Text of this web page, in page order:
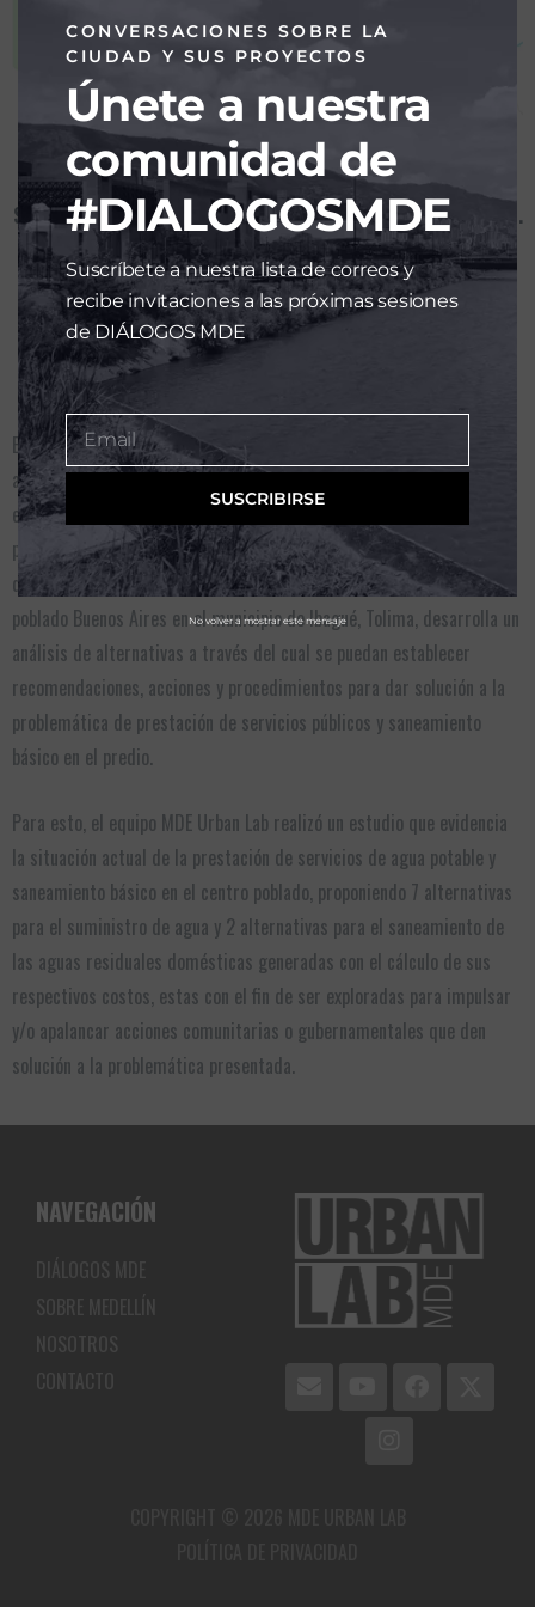
ESTUDIO URBANÍSTICO, INMOBILIARIO Y JURÍDICO PARA EL
SANEAMIENTO DE UN PREDIO RURAL EN BUENOS AIRES, IBAGUÉ.
Avicola triple A S.A.S /Grupo BIOS
Ubicación: municipio de Ibagué, Colombia
El Grupo empresarial BIOS es una compañía líder del sector
agroindustrial en Colombia cuyo enfoque es participar activamente
en todos los eslabones de la cadena de proteína y tiene como
propósito superior el desarrollo del campo colombiano. Es por esto
que, en función de sanear uno de sus predios ubicado en el centro
poblado Buenos Aires en el municipio de Ibagué, Tolima, desarrolla un
análisis de alternativas a través del cual se puedan establecer
recomendaciones, acciones y procedimientos para dar solución a la
problemática de prestación de servicios públicos y saneamiento
básico en el predio.
Para esto, el equipo MDE Urban Lab realizó un estudio que evidencia
la situación actual de la prestación de servicios de agua potable y
saneamiento básico en el centro poblado, proponiendo 7 alternativas
para el suministro de agua y 2 alternativas para el saneamiento de
las aguas residuales domésticas generadas con el cálculo de sus
respectivos costos, estas con el fin de ser exploradas para impulsar
y/o apalancar acciones comunitarias o gubernamentales que den
solución a la problemática presentada.
NAVEGACIÓN
CONVERSACIONES SOBRE LA
CIUDAD Y SUS PROYECTOS
Únete a nuestra
comunidad de
#DIALOGOSMDE
Suscríbete a nuestra lista de correos y
recibe invitaciones a las próximas sesiones
de DIÁLOGOS MDE
EMAIL
Email
SUSCRIBIRSE
No volver a mostrar este mensaje